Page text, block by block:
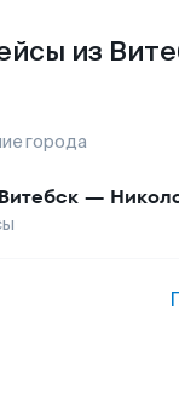
из
города
Витебск —